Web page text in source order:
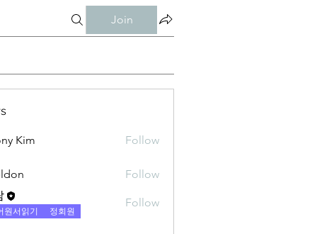
Join
Kim Follow
Follow
원서읽기 정회원
Follow